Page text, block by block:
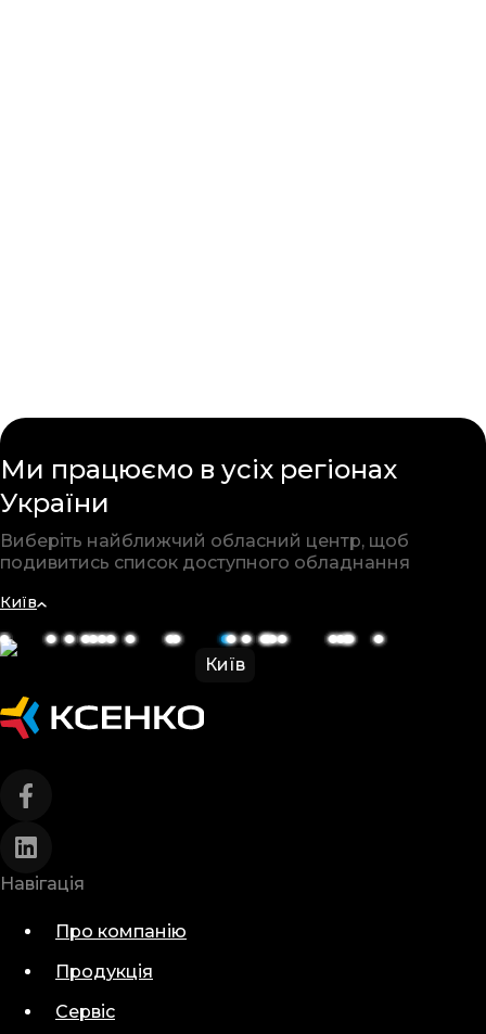
Ми працюємо в усіх регіонах
України
Виберіть найближчий обласний центр, щоб
подивитись список доступного обладнання
Київ
Київ
Навігація
Про компанію
Продукція
Сервіс